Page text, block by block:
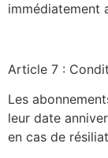
immédiatement
Article 7 :
Les
leur date
en cas de